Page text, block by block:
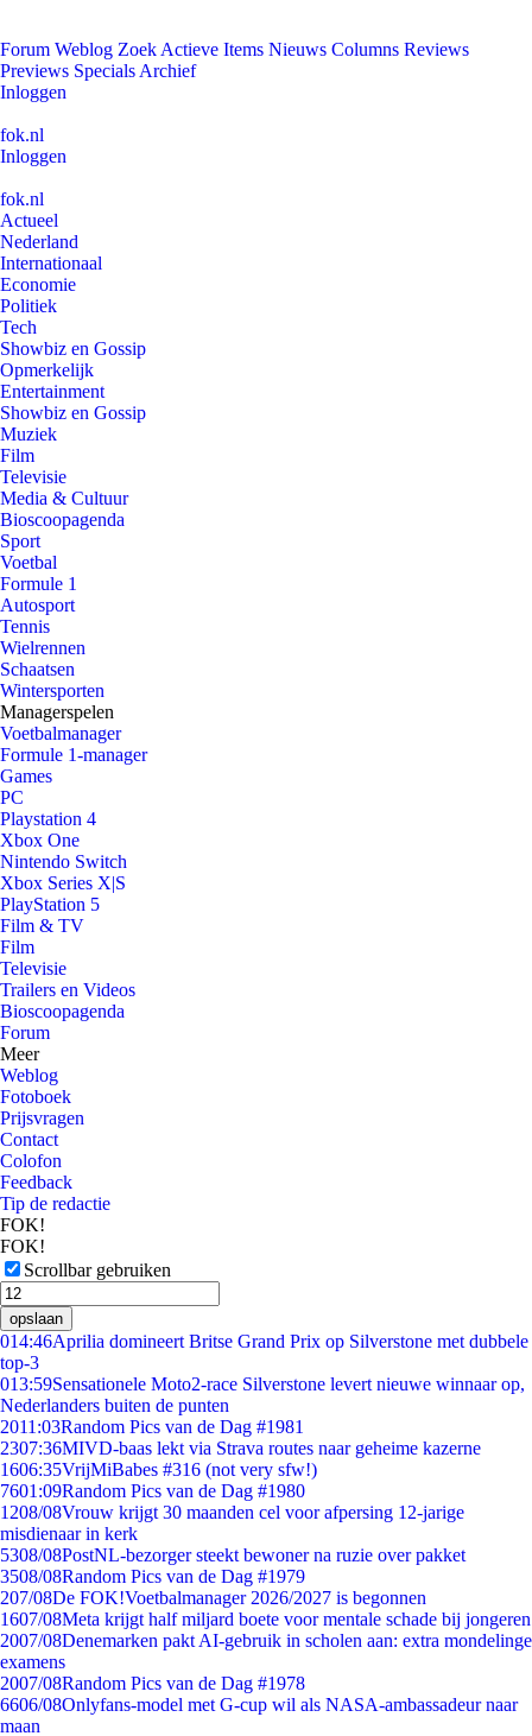
Forum Weblog Zoek Actieve Items Nieuws Columns Reviews
Previews Specials Archief
Inloggen
fok.nl
Inloggen
fok.nl
Actueel
Nederland
Internationaal
Economie
Politiek
Tech
Showbiz en Gossip
Opmerkelijk
Entertainment
Showbiz en Gossip
Muziek
Film
Televisie
Media & Cultuur
Bioscoopagenda
Sport
Voetbal
Formule 1
Autosport
Tennis
Wielrennen
Schaatsen
Wintersporten
Managerspelen
Voetbalmanager
Formule 1-manager
Games
PC
Playstation 4
Xbox One
Nintendo Switch
Xbox Series X|S
PlayStation 5
Film & TV
Film
Televisie
Trailers en Videos
Bioscoopagenda
Forum
Meer
Weblog
Fotoboek
Prijsvragen
Contact
Colofon
Feedback
Tip de redactie
FOK!
FOK!
Scrollbar gebruiken
opslaan
014:46Aprilia domineert Britse Grand Prix op Silverstone met dubbele
top-3
013:59Sensationele Moto2-race Silverstone levert nieuwe winnaar op,
Nederlanders buiten de punten
2011:03Random Pics van de Dag #1981
2307:36MIVD-baas lekt via Strava routes naar geheime kazerne
1606:35VrijMiBabes #316 (not very sfw!)
7601:09Random Pics van de Dag #1980
1208/08Vrouw krijgt 30 maanden cel voor afpersing 12-jarige
misdienaar in kerk
5308/08PostNL-bezorger steekt bewoner na ruzie over pakket
3508/08Random Pics van de Dag #1979
207/08De FOK!Voetbalmanager 2026/2027 is begonnen
1607/08Meta krijgt half miljard boete voor mentale schade bij jongeren
2007/08Denemarken pakt AI-gebruik in scholen aan: extra mondelinge
examens
2007/08Random Pics van de Dag #1978
6606/08Onlyfans-model met G-cup wil als NASA-ambassadeur naar
maan